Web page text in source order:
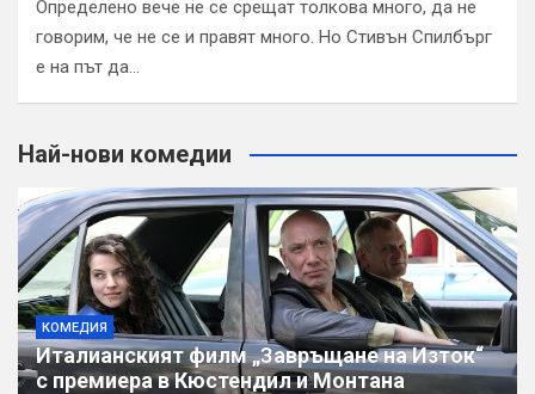
Определено вече не се срещат толкова много, да не
говорим, че не се и правят много. Но Стивън Спилбърг
е на път да…
Най-нови комедии
КОМЕДИЯ
Италианският филм „Завръщане на Изток“
с премиера в Кюстендил и Монтана